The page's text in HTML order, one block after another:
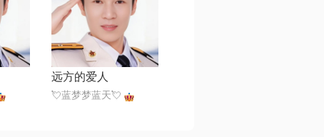
远方的爱人
💘蓝梦梦蓝天💘